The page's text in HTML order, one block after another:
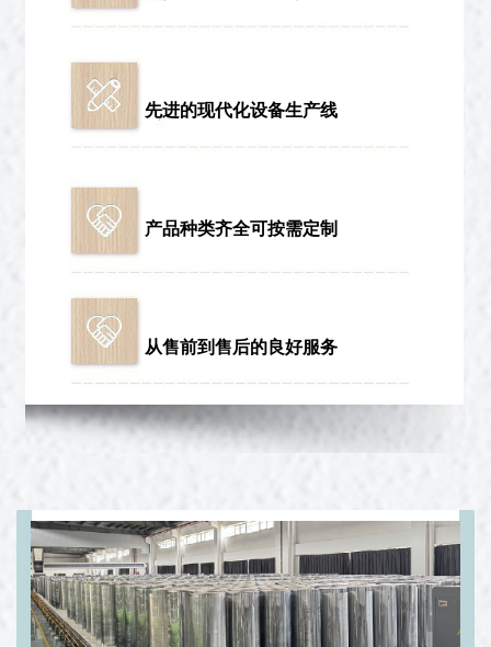
先进的现代化设备生产线
产品种类齐全可按需定制
从售前到售后的良好服务